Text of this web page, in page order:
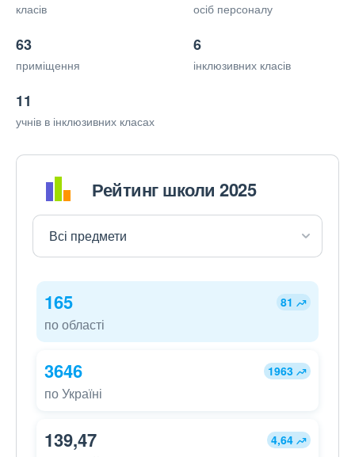
класів осіб персоналу
63
приміщення
6
інклюзивних класів
11
учнів в інклюзивних класах
Рейтинг школи 2025
165 81
по області
3646 1963
по Україні
139,47 4,64